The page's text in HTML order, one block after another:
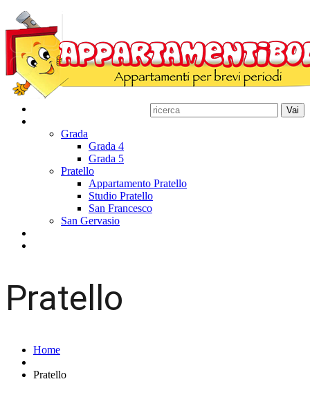
Grada
Grada 4
Grada 5
Pratello
Appartamento Pratello
Studio Pratello
San Francesco
San Gervasio
Pratello
Home
Pratello